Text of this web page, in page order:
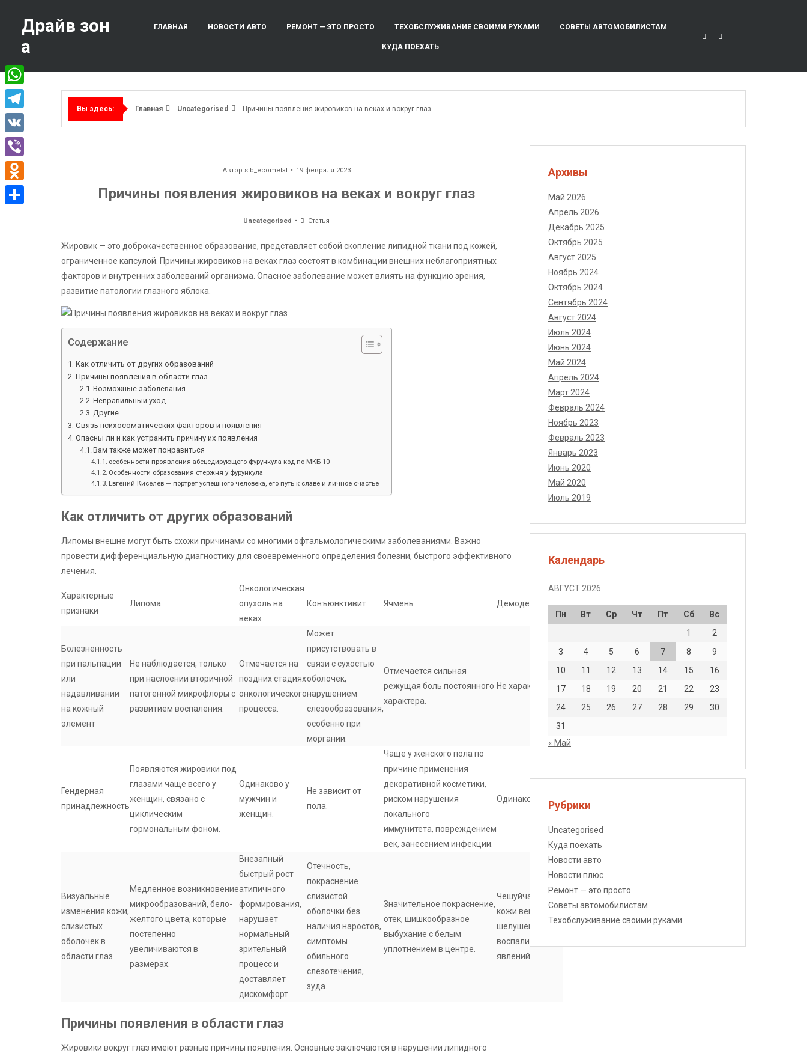
содержимому
Драйв зон
а
ГЛАВНАЯ НОВОСТИ АВТО РЕМОНТ — ЭТО ПРОСТО ТЕХОБСЛУЖИВАНИЕ СВОИМИ РУКАМИ СОВЕТЫ АВТОМОБИЛИСТАМ
КУДА ПОЕХАТЬ
Вы здесь: Главная Uncategorised Причины появления жировиков на веках и вокруг глаз
Автор sib_ecometal 19 февраля 2023
Причины появления жировиков на веках и вокруг глаз
Uncategorised Статья
Жировик — это доброкачественное образование, представляет собой скопление липидной ткани под кожей,
ограниченное капсулой. Причины жировиков на веках глаз состоят в комбинации внешних неблагоприятных
факторов и внутренних заболеваний организма. Опасное заболевание может влиять на функцию зрения,
развитие патологии глазного яблока.
Содержание
Как отличить от других образований
Причины появления в области глаз
Возможные заболевания
Неправильный уход
Другие
Связь психосоматических факторов и появления
Опасны ли и как устранить причину их появления
Вам также может понравиться
особенности проявления абсцедирующего фурункула код по МКБ-10
Особенности образования стержня у фурункула
Евгений Киселев — портрет успешного человека, его путь к славе и личное счастье
Как отличить от других образований
Липомы внешне могут быть схожи причинами со многими офтальмологическими заболеваниями. Важно
провести дифференциальную диагностику для своевременного определения болезни, быстрого эффективного
лечения.
Характерные
признаки
Липома
Онкологическая
опухоль на
веках
Конъюнктивит Ячмень Демодекоз
Болезненность
при пальпации
или
надавливании
на кожный
элемент
Не наблюдается, только
при наслоении вторичной
патогенной микрофлоры с
развитием воспаления.
Отмечается на
поздних стадиях
онкологического
процесса.
Может
присутствовать в
связи с сухостью
оболочек,
нарушением
слезообразования,
особенно при
моргании.
Отмечается сильная
режущая боль постоянного
характера.
Не характерно.
Гендерная
принадлежность
Появляются жировики под
глазами чаще всего у
женщин, связано с
циклическим
гормональным фоном.
Одинаково у
мужчин и
женщин.
Не зависит от
пола.
Чаще у женского пола по
причине применения
декоративной косметики,
риском нарушения
локального
иммунитета, повреждением
век, занесением инфекции.
Одинаково.
Визуальные
изменения кожи,
слизистых
оболочек в
области глаз
Медленное возникновение
микрообразований, бело-
желтого цвета, которые
постепенно
увеличиваются в
размерах.
Внезапный
быстрый рост
атипичного
формирования,
нарушает
нормальный
зрительный
процесс и
доставляет
дискомфорт.
Отечность,
покраснение
слизистой
оболочки без
наличия наростов,
симптомы
обильного
слезотечения,
зуда.
Значительное покраснение,
отек, шишкообразное
выбухание с белым
уплотнением в центре.
Чешуйчатость
кожи век,
шелушение, без
воспалительных
явлений.
Причины появления в области глаз
Жировики вокруг глаз имеют разные причины появления. Основные заключаются в нарушении липидного
Архивы
Май 2026
Апрель 2026
Декабрь 2025
Октябрь 2025
Август 2025
Ноябрь 2024
Октябрь 2024
Сентябрь 2024
Август 2024
Июль 2024
Июнь 2024
Май 2024
Апрель 2024
Март 2024
Февраль 2024
Ноябрь 2023
Февраль 2023
Январь 2023
Июнь 2020
Май 2020
Июль 2019
Календарь
АВГУСТ 2026
Пн Вт Ср Чт Пт Сб
Вс
1
2
3
4 5 6 7 8
9
10
11 12 13 14 15
16
17
18 19 20 21 22
23
24
25 26 27 28 29
30
31
« Май
Рубрики
Uncategorised
Куда поехать
Новости авто
Новости плюс
Ремонт — это просто
Советы автомобилистам
Техобслуживание своими руками
WhatsApp
Telegram
VK
Viber
Odnoklassniki